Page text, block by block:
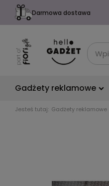
Darmowa dostawa
Gadżety reklamowe
Jesteś tutaj: Gadżety reklamowe